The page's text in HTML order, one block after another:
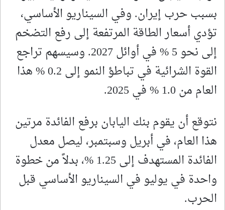
بسبب حرب إيران. وفي السيناريو الأساسي،
تؤدي أسعار الطاقة المرتفعة إلى رفع التضخم
إلى نحو 5 % في أوائل 2027. وسيسهم تراجع
القوة الشرائية في تباطؤ النمو إلى 0.2 % هذا
العام من 1.0 % في 2025.
نتوقع أن يقوم بنك اليابان برفع الفائدة مرتين
هذا العام، في أبريل وسبتمبر، ليصل معدل
الفائدة المستهدف إلى 1.25 %، بدلاً من خطوة
واحدة في يوليو في السيناريو الأساسي قبل
الحرب.